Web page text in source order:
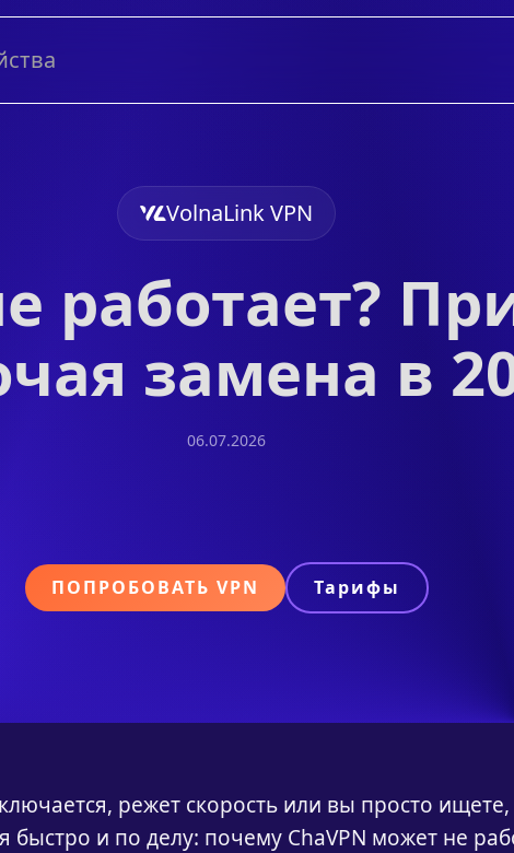
VolnaLink VPN
работает?
замена в
06.07.2026
ПОПРОБОВАТЬ VPN Тарифы
режет скорость или вы просто
быстро и по делу: почему ChaVPN может не